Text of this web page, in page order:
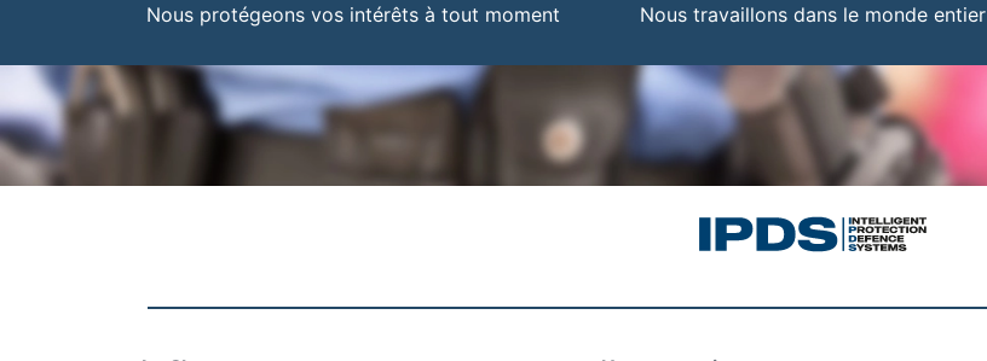
Nous protégeons vos intérêts à tout moment Nous travaillons dans le monde entier